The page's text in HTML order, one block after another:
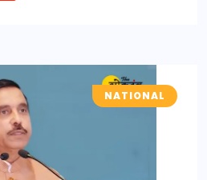
NATIONAL